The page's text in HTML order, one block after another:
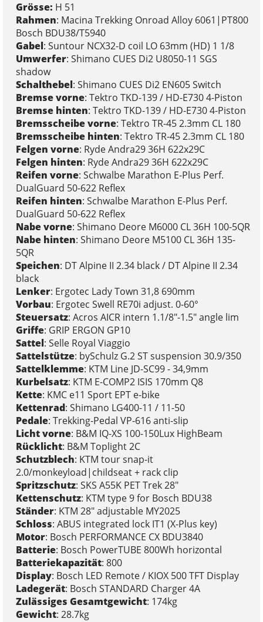
Grösse: H 51
Rahmen: Macina Trekking Onroad Alloy 6061|PT800
Bosch BDU38/T5940
Gabel: Suntour NCX32-D coil LO 63mm (HD) 1 1/8
Umwerfer: Shimano CUES Di2 U8050-11 SGS
shadow
Schalthebel: Shimano CUES Di2 EN605 Switch
Bremse vorne: Tektro TKD-139 / HD-E730 4-Piston
Bremse hinten: Tektro TKD-139 / HD-E730 4-Piston
Bremsscheibe vorne: Tektro TR-45 2.3mm CL 180
Bremsscheibe hinten: Tektro TR-45 2.3mm CL 180
Felgen vorne: Ryde Andra29 36H 622x29C
Felgen hinten: Ryde Andra29 36H 622x29C
Reifen vorne: Schwalbe Marathon E-Plus Perf.
DualGuard 50-622 Reflex
Reifen hinten: Schwalbe Marathon E-Plus Perf.
DualGuard 50-622 Reflex
Nabe vorne: Shimano Deore M6000 CL 36H 100-5QR
Nabe hinten: Shimano Deore M5100 CL 36H 135-
5QR
Speichen: DT Alpine II 2.34 black / DT Alpine II 2.34
black
Lenker: Ergotec Lady Town 31,8 690mm
Vorbau: Ergotec Swell RE70i adjust. 0-60°
Steuersatz: Acros AICR intern 1.1/8"-1.5" angle lim
Griffe: GRIP ERGON GP10
Sattel: Selle Royal Viaggio
Sattelstütze: bySchulz G.2 ST suspension 30.9/350
Sattelklemme: KTM Line JD-SC99 - 34,9mm
Kurbelsatz: KTM E-COMP2 ISIS 170mm Q8
Kette: KMC e11 Sport EPT e-bike
Kettenrad: Shimano LG400-11 / 11-50
Pedale: Trekking-Pedal VP-616 anti-slip
Licht vorne: B&M IQ-XS 100-150Lux HighBeam
Rücklicht: B&M Toplight 2C
Schutzblech: KTM tour snap-it
2.0/monkeyload|childseat + rack clip
Spritzschutz: SKS A55K PET Trek 28"
Kettenschutz: KTM type 9 for Bosch BDU38
Ständer: KTM 28" adjustable MY2025
Schloss: ABUS integrated lock IT1 (X-Plus key)
Motor: Bosch PERFORMANCE CX BDU3840
Batterie: Bosch PowerTUBE 800Wh horizontal
Batteriekapazität: 800
Display: Bosch LED Remote / KIOX 500 TFT Display
Ladegerät: Bosch STANDARD Charger 4A
Zulässiges Gesamtgewicht: 174kg
Gewicht: 28.7kg